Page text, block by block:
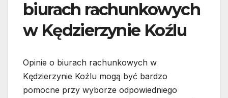
biurach rachunkowych
w Kędzierzynie Koźlu
Opinie o biurach rachunkowych w
Kędzierzynie Koźlu mogą być bardzo
pomocne przy wyborze odpowiedniego